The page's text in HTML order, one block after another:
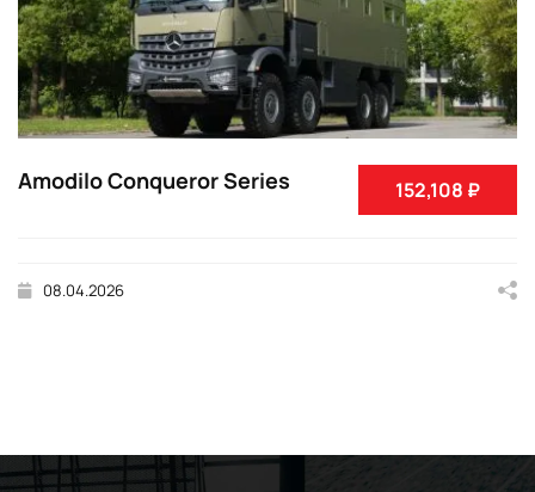
152,108 ₽
Amodilo Conqueror Series
08.04.2026